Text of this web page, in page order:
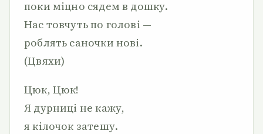
поки міцно сядем в дошку.
Нас товчуть по голові —
роблять саночки нові.
(Цвяхи)
Цюк, Цюк!
Я дурниці не кажу,
я кілочок затешу.